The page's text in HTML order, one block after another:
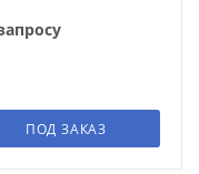
ПОД ЗАКАЗ